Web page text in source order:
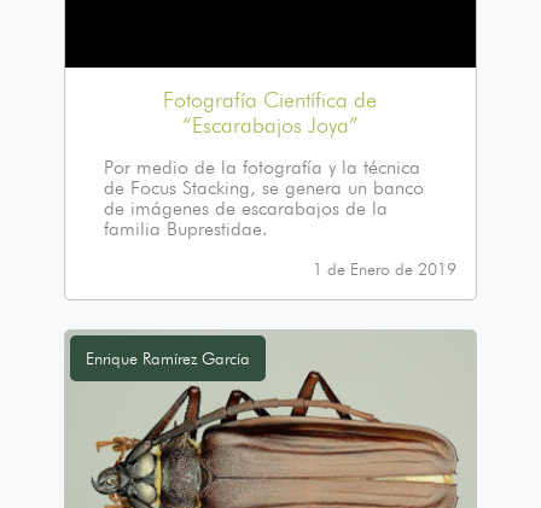
Fotografía Científica de
“Escarabajos Joya”
Por medio de la fotografía y la técnica
de Focus Stacking, se genera un banco
de imágenes de escarabajos de la
familia Buprestidae.
1 de Enero de 2019
Enrique Ramírez García